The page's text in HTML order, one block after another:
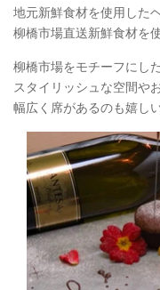
地元新鮮食材を使用した
柳橋市場直送新鮮食材を
柳橋市場をモチーフにし
スタイリッシュな空間や
幅広く席があるのも嬉し